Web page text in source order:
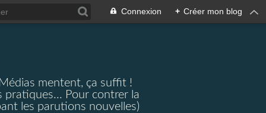
Connexion + Créer mon blog
mentent, ça suffit !
pratiques... Pour contrer la
les parutions nouvelles)